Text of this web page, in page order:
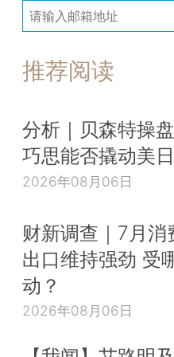
推荐阅读
分析｜贝森特操
巧思能否撬动美
2026年08月06日
财新调查｜7月消
出口维持强劲 受
动？
2026年08月06日